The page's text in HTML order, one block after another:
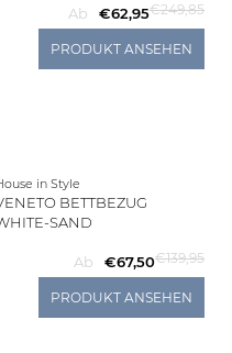
Ab €62,95€249,85
PRODUKT ANSEHEN
in Style
BETTBEZUG
SAND
Ab €67,50€139,95
PRODUKT ANSEHEN